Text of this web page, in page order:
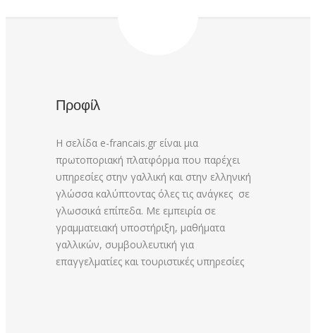
Προφίλ
Η σελίδα e-francais.gr είναι μια
πρωτοποριακή πλατφόρμα που παρέχει
υπηρεσίες στην γαλλική και στην ελληνική
γλώσσα καλύπτοντας όλες τις ανάγκες σε
γλωσσικά επίπεδα. Με εμπειρία σε
γραμματειακή υποστήριξη, μαθήματα
γαλλικών, συμβουλευτική για
επαγγελματίες και τουριστικές υπηρεσίες